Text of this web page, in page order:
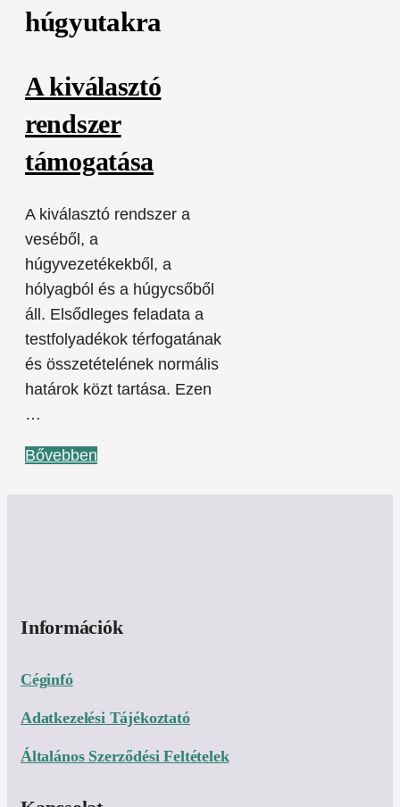
húgyutakra
A kiválasztó
rendszer
támogatása
A kiválasztó rendszer a
veséből, a
húgyvezetékekből, a
hólyagból és a húgycsőből
áll. Elsődleges feladata a
testfolyadékok térfogatának
és összetételének normális
határok közt tartása. Ezen
…
Bővebben
Információk
Céginfó
Adatkezelési Tájékoztató
Általános Szerződési Feltételek